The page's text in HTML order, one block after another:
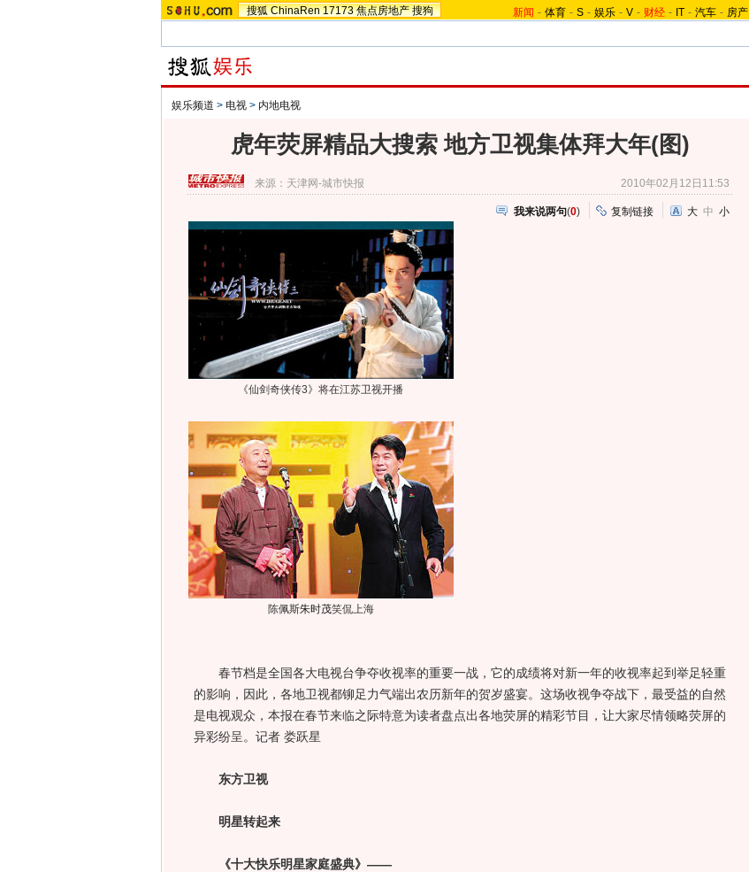
搜狐 ChinaRen 17173 焦点房地产 搜狗 新闻 - 体育 - S - 娱乐 - V - 财经 - IT - 汽车 - 房产
娱乐频道 > 电视 > 内地电视
虎年荧屏精品大搜索 地方卫视集体拜大年(图)
来源： 天津网-城市快报 2010年02月12日11:53
我来说两句(0) 复制链接 大 中 小
《仙剑奇侠传3》将在江苏卫视开播
陈佩斯朱时茂笑侃上海
春节档是全国各大电视台争夺收视率的重要一战，它的成绩将对新一年的收视率起到举足轻重
的影响，因此，各地卫视都铆足力气端出农历新年的贺岁盛宴。这场收视争夺战下，最受益的自然
是电视观众，本报在春节来临之际特意为读者盘点出各地荧屏的精彩节目，让大家尽情领略荧屏的
异彩纷呈。记者 娄跃星
东方卫视
明星转起来
《十大快乐明星家庭盛典》——